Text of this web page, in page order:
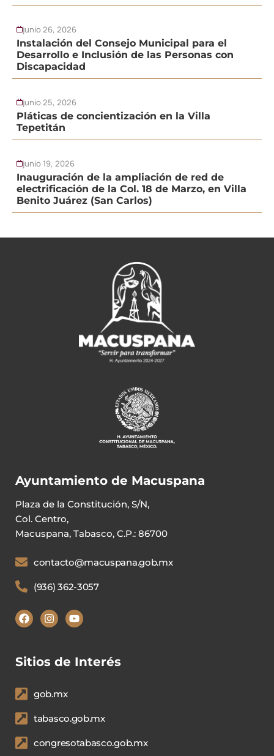
junio 26, 2026
Instalación del Consejo Municipal para el
Desarrollo e Inclusión de las Personas con
Discapacidad
junio 25, 2026
Pláticas de concientización en la Villa
Tepetitán
junio 19, 2026
Inauguración de la ampliación de red de
electrificación de la Col. 18 de Marzo, en Villa
Benito Juárez (San Carlos)
Ayuntamiento de Macuspana
Plaza de la Constitución, S/N,
Col. Centro,
Macuspana, Tabasco, C.P.: 86700
contacto@macuspana.gob.mx
(936) 362-3057
Sitios de Interés
gob.mx
tabasco.gob.mx
congresotabasco.gob.mx